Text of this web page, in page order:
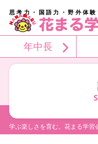
思考力・国語力・野外体
年中長
学ぶ楽しさを育む。花まる学習